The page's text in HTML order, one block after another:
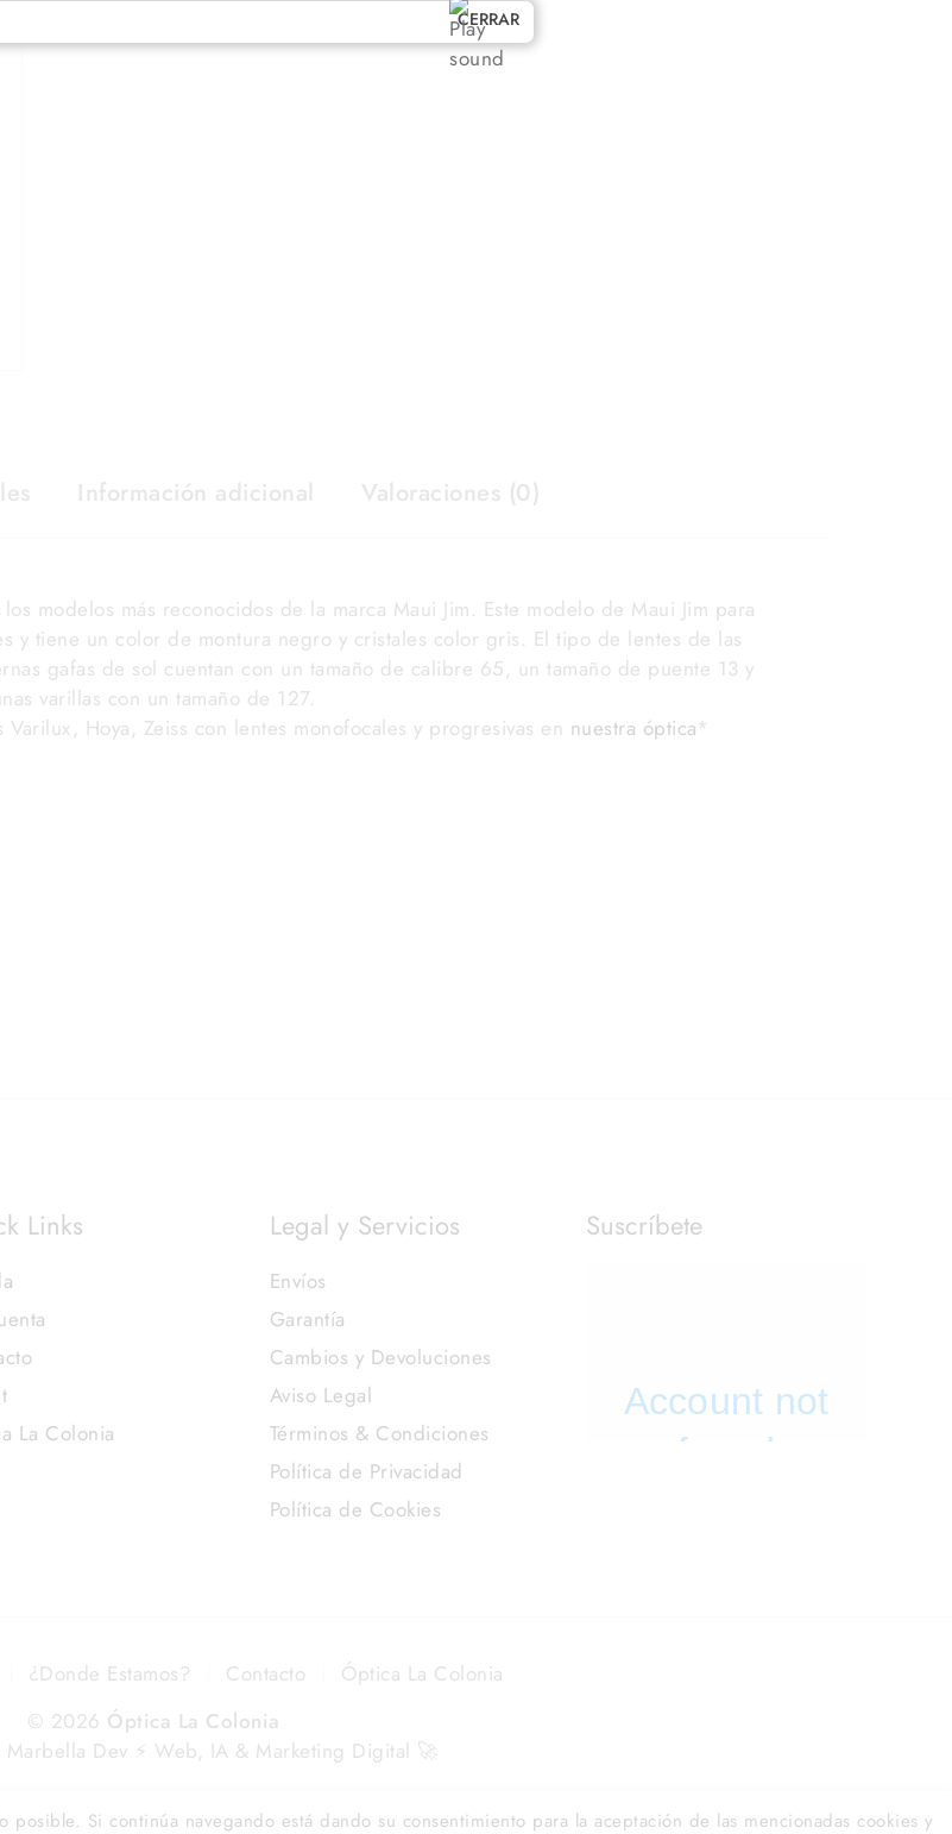
Información adicional Valoraciones (0)
modelos más reconocidos de la marca Maui Jim. Este modelo de Maui Jim para
y tiene un color de montura negro y cristales color gris. El tipo de lentes de las
gafas de sol cuentan con un tamaño de calibre 65, un tamaño de puente 13 y
varillas con un tamaño de 127.
Hoya, Zeiss con lentes monofocales y progresivas en nuestra óptica*
Links
La Colonia
Legal y Servicios
Envíos
Garantía
Cambios y Devoluciones
Aviso Legal
Términos & Condiciones
Política de Privacidad
Política de Cookies
Suscríbete
¿Donde Estamos? Contacto
Óptica La Colonia
© 2026 Óptica La Colonia
Marbella Dev ⚡️ Web, IA & Marketing Digital 🚀
Si continúa navegando está dando su consentimiento para la aceptación de las mencionadas cookies y
CERRAR